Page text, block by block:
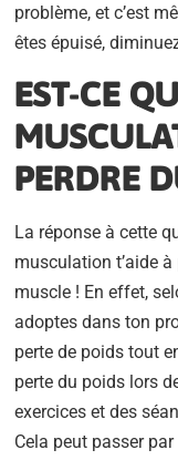
problème, et c’est
êtes épuisé,
EST-CE
PERDRE
La réponse à cette
musculation t’aide
muscle ! En effet,
adoptes dans ton
perte de poids tout
perte du poids lors
exercices et des
Cela peut passer